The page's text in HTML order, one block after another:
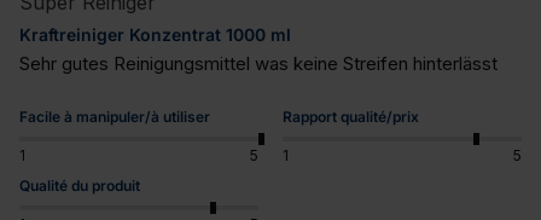
Kraftreiniger Konzentrat 1000 ml
Sehr gutes Reinigungsmittel was keine Streifen hinterlässt
Facile à manipuler/à utiliser
1 5
Rapport qualité/prix
1
5
Qualité du produit